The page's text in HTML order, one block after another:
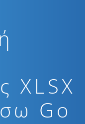
XLSX
Go